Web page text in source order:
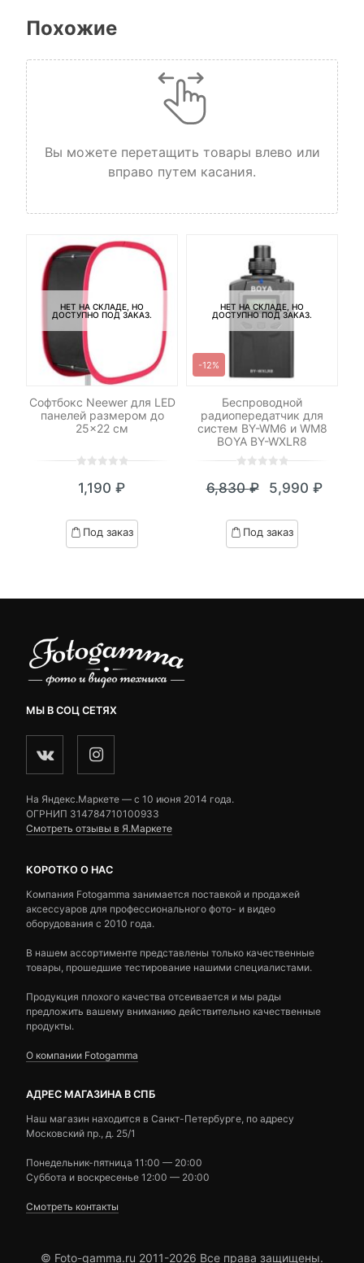
Похожие
Вы можете перетащить товары влево или
вправо путем касания.
НЕТ НА СКЛАДЕ, НО
ДОСТУПНО ПОД ЗАКАЗ.
Софтбокс Neewer для LED
панелей размером до
25×22 см
out
based
on
1,190 ₽
Под заказ
НЕТ НА СКЛАДЕ, НО
ДОСТУПНО ПОД ЗАКАЗ.
-12%
Беспроводной
радиопередатчик для
систем BY-WM6 и WM8
BOYA BY-WXLR8
out
based
on
6,830₽
цена
составляла
5,990 ₽
Текущая
цена:
5,990 ₽.
Под заказ
МЫ В СОЦ СЕТЯХ
На Яндекс.Маркете — c 10 июня 2014 года.
ОГРНИП 314784710100933
Смотреть отзывы в Я.Маркете
КОРОТКО О НАС
Компания Fotogamma занимается поставкой и продажей
аксессуаров для профессионального фото- и видео
оборудования с 2010 года.
В нашем ассортименте представлены только качественные
товары, прошедшие тестирование нашими специалистами.
Продукция плохого качества отсеивается и мы рады
предложить вашему вниманию действительно качественные
продукты.
О компании Fotogamma
АДРЕС МАГАЗИНА В СПБ
Наш магазин находится в Санкт-Петербурге, по адресу
Московский пр., д. 25/1
Понедельник-пятница 11:00 — 20:00
Суббота и воскресенье 12:00 — 20:00
Смотреть контакты
© Foto-gamma.ru 2011-2026 Все права защищены.